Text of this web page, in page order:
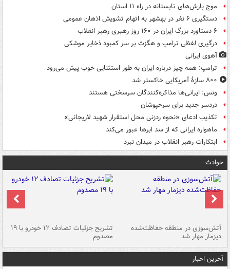
موج بارش‌های تابستانه در راه ۱۱ استان
دستگیری ۶ نفر در بهشهر به اتهام تشویش اذهان عمومی
۶ دستاورد بزرگ ایران در ۱۶۰ روز رهبری رهبر انقلاب
درگیری لفظی ترامپ و هگزث بر سر کمبود ذخایر موشکی
آهوی ایرانی
ترامپ: همه چیز درباره ایران به طور استثنایی خوب پیش می‌رود
۸۰۰ سازۀ آمریکایی خاکستر شد
ونس: ایرانی‌ها مذاکره‌کنندگان سرسختی هستند
دردسر جدید برای سرخپوشان
تکذیب ادعای «نحوه ردزنی محل استقرار شهید لاریجانی»
ماهواره ایرانی که از سد ابرها عبور می‌کند
ابتکارات رهبر انقلاب در میدان نبرد
حوادث
آتش‌سوزی در منطقه حفاظت‌شده
دیزمار مهار شد
تشریح جزئیات تصادف ۱۲ خودرو با ۱۹
مصدوم
آخرین اخبار